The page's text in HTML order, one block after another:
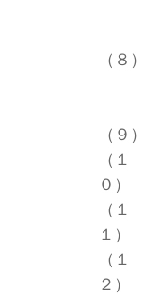
（８）
（９）
（１
０）
（１
１）
（１
２）